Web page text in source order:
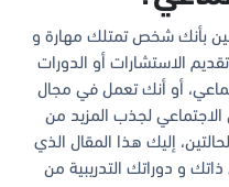
بأنك شخص تمتلك مهارة و
الاستشارات أو الدورات
أو أنك تعمل في مجال
الاجتماعي لجذب المزيد من
إليك هذا المقال الذي
و دوراتك التدريبية من